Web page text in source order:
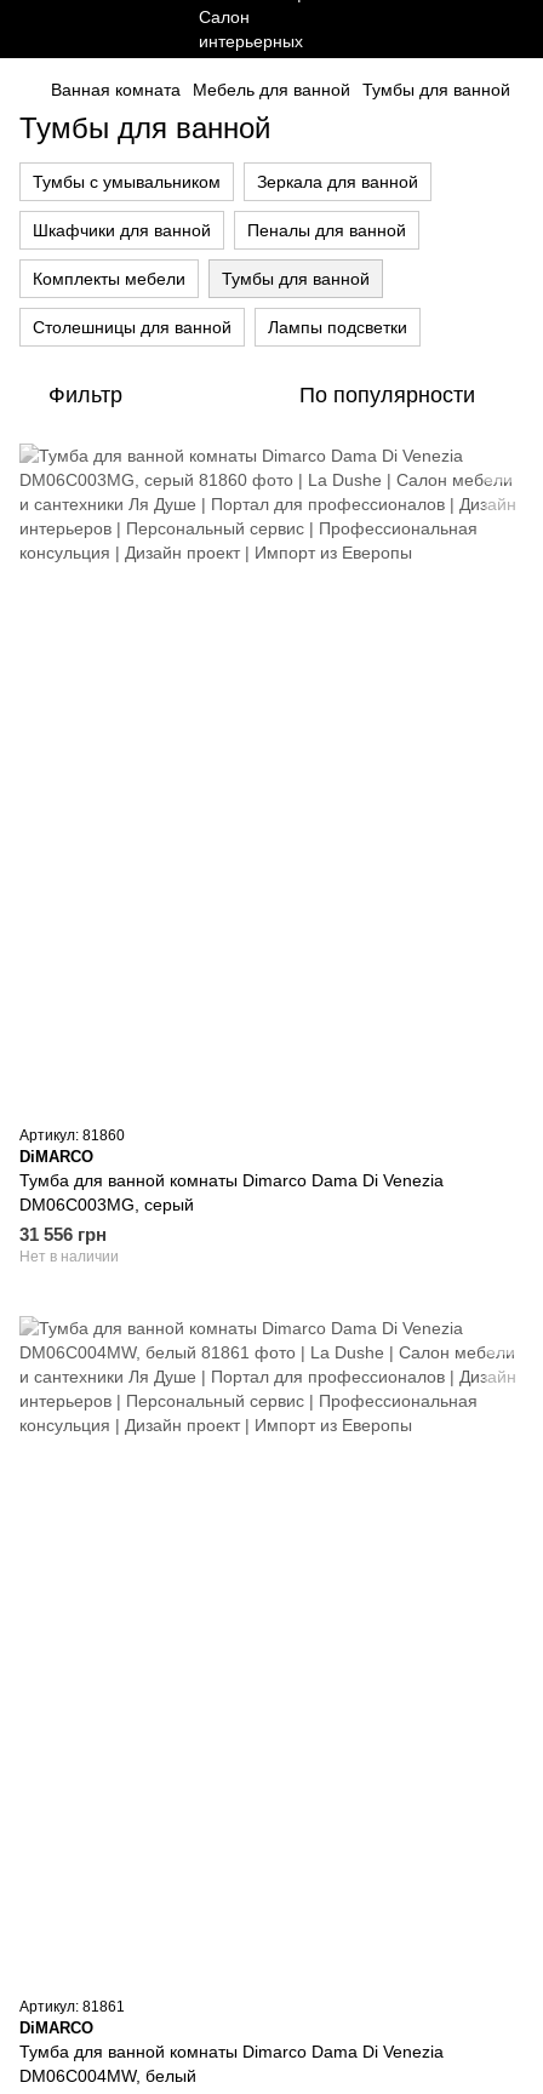
Ванная комната Мебель для ванной Тумбы для ванной
Тумбы для ванной
Тумбы с умывальником Зеркала для ванной
Шкафчики для ванной Пеналы для ванной
Комплекты мебели Тумбы для ванной
Столешницы для ванной Лампы подсветки
Фильтр По популярности
Артикул: 81860
DiMARCO
Тумба для ванной комнаты Dimarco Dama Di Venezia
DM06C003MG, серый
31 556 грн
Нет в наличии
Артикул: 81861
DiMARCO
Тумба для ванной комнаты Dimarco Dama Di Venezia
DM06C004MW, белый